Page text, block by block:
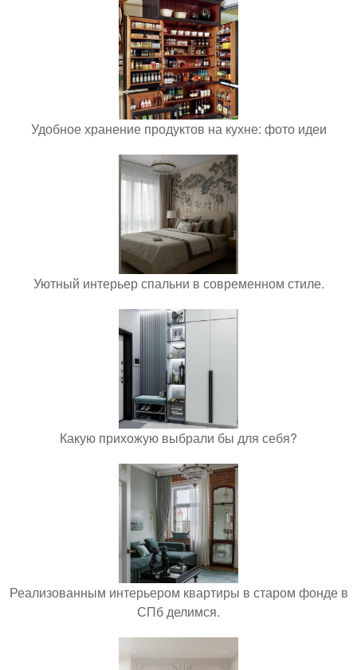
Удобное хранение продуктов на кухне: фото идеи
Уютный интерьер спальни в современном стиле.
Какую прихожую выбрали бы для себя?
Реализованным интерьером квартиры в старом фонде в
СПб делимся.